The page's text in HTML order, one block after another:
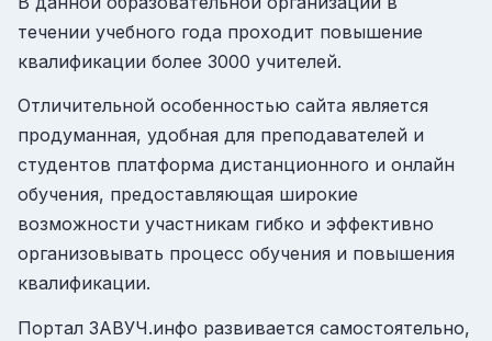
течении учебного года проходит повышение
квалификации более 3000 учителей.
Отличительной особенностью сайта является
продуманная, удобная для преподавателей и
студентов платформа дистанционного и онлайн
обучения, предоставляющая широкие
возможности участникам гибко и эффективно
организовывать процесс обучения и повышения
квалификации.
Портал ЗАВУЧ.инфо развивается самостоятельно,